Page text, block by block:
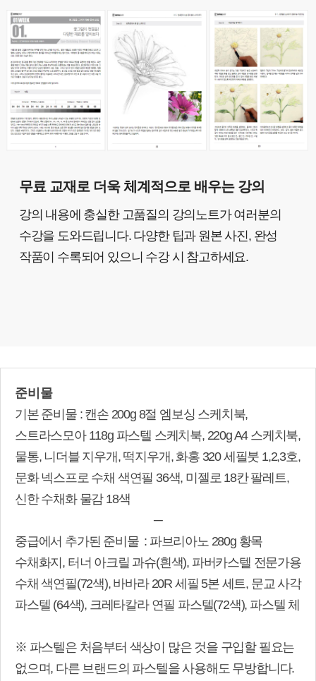
무료 교재로 더욱 체계적으로 배우는 강의
강의 내용에 충실한 고품질의 강의노트가 여러분의
수강을 도와드립니다. 다양한 팁과 원본 사진, 완성
작품이 수록되어 있으니 수강 시 참고하세요.
준비물
기본 준비물 : 캔손 200g 8절 엠보싱 스케치북,
스트라스모아 118g 파스텔 스케치북, 220g A4 스케치북,
물통, 니더블 지우개, 떡지우개, 화홍 320 세필붓 1,2,3호,
문화 넥스프로 수채 색연필 36색, 미젤로 18칸 팔레트,
신한 수채화 물감 18색
─
중급에서 추가된 준비물 : 파브리아노 280g 황목
수채화지, 터너 아크릴 과슈(흰색), 파버카스텔 전문가용
수채 색연필(72색), 바바라 20R 세필 5본 세트, 문교 사각
파스텔 (64색), 크레타칼라 연필 파스텔(72색), 파스텔 체
※ 파스텔은 처음부터 색상이 많은 것을 구입할 필요는
없으며, 다른 브랜드의 파스텔을 사용해도 무방합니다.